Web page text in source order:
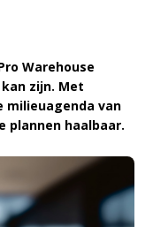
Warehouse
zijn. Met
milieuagenda van
plannen haalbaar.